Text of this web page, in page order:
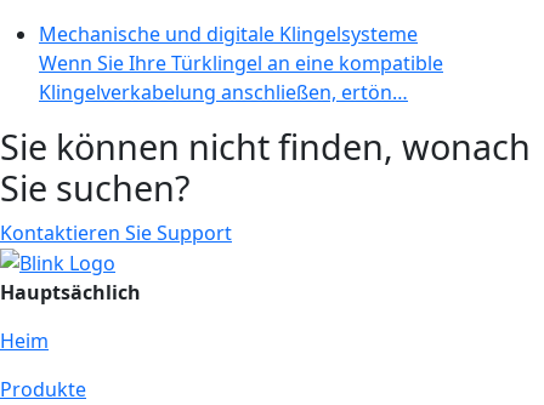
Mechanische und digitale Klingelsysteme
Wenn Sie Ihre Türklingel an eine kompatible
Klingelverkabelung anschließen, ertön…
Sie können nicht finden, wonach
Sie suchen?
Kontaktieren Sie Support
Hauptsächlich
Heim
Produkte